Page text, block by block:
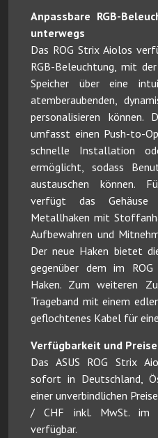
Anpassbare RGB-
unterwegs
Das ROG Strix Aiolos
RGB-Beleuchtung, mit
Speicher über eine
atemberaubenden,
personalisieren können.
umfasst einen Push-to-
schnelle Installation
ermöglicht, sodass
austauschen können.
verfügt das Gehäuse
Metallhaken mit
Aufbewahren und
Der neue Haken bietet
gegenüber dem im
Haken. Zum weiteren
Trageband mit einem
geflochtenes Kabel für
Verfügbarkeit und Preise
Das ASUS ROG Strix
sofort in Deutschland,
einer unverbindlichen
/ CHF inkl. MwSt. im
verfügbar.